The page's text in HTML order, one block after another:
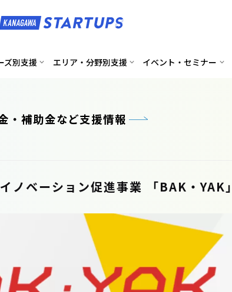
ズ別支援 エリア・分野別支援 イベント・セミナー
・補助金など支援情報
ノベーション促進事業 「BAK・YAK」